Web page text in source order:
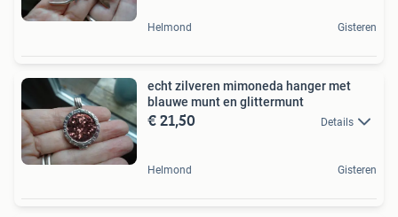
Helmond Gisteren
echt zilveren mimoneda hanger met
blauwe munt en glittermunt
€ 21,50 Details
Helmond Gisteren